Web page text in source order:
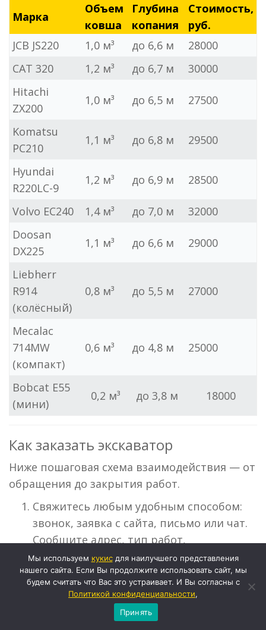
Марка
Объем
ковша
Глубина
копания
Стоимость,
руб.
JCB JS220
1,0 м³ до 6,6 м
28000
CAT 320
1,2 м³ до 6,7 м
30000
Hitachi
ZX200
1,0 м³ до 6,5 м 27500
Komatsu
PC210
1,1 м³ до 6,8 м 29500
Hyundai
R220LC-9
1,2 м³ до 6,9 м 28500
Volvo EC240 1,4 м³ до 7,0 м
32000
Doosan
DX225
1,1 м³ до 6,6 м 29000
Liebherr
R914
(колёсный)
0,8 м³ до 5,5 м 27000
Mecalac
714MW
(компакт)
0,6 м³ до 4,8 м 25000
Bobcat E55
(мини)
0,2 м³ до 3,8 м 18000
Как заказать экскаватор
Ниже пошаговая схема взаимодействия — от
обращения до закрытия работ.
Свяжитесь любым удобным способом:
звонок, заявка с сайта, письмо или чат.
Сообщите адрес, тип работ,
предполагаемый объём грунта и дату.
Менеджер уточнит доступность
площадки, подъездные пути, условия
разгрузки/сборки и требуется ли
сопровождение при въезде в город.
Мы используем кукиcдля наилучшего представления
нашего сайта. Если Вы продолжите использовать сайт, мы
будем считать что Вас это устраивает. И Вы согласны с
Политикой конфиденциальности,
Принять